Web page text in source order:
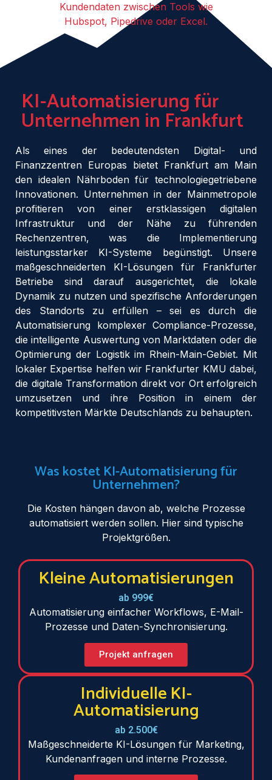
Kundendaten zwischen Tools wie
Hubspot, Pipedrive oder Excel.
KI-Automatisierung für
Unternehmen in Frankfurt
Als eines der bedeutendsten Digital- und
Finanzzentren Europas bietet Frankfurt am Main
den idealen Nährboden für technologiegetriebene
Innovationen. Unternehmen in der Mainmetropole
profitieren von einer erstklassigen digitalen
Infrastruktur und der Nähe zu führenden
Rechenzentren, was die Implementierung
leistungsstarker KI-Systeme begünstigt. Unsere
maßgeschneiderten KI-Lösungen für Frankfurter
Betriebe sind darauf ausgerichtet, die lokale
Dynamik zu nutzen und spezifische Anforderungen
des Standorts zu erfüllen – sei es durch die
Automatisierung komplexer Compliance-Prozesse,
die intelligente Auswertung von Marktdaten oder die
Optimierung der Logistik im Rhein-Main-Gebiet. Mit
lokaler Expertise helfen wir Frankfurter KMU dabei,
die digitale Transformation direkt vor Ort erfolgreich
umzusetzen und ihre Position in einem der
kompetitivsten Märkte Deutschlands zu behaupten.
Was kostet KI-Automatisierung für
Unternehmen?
Die Kosten hängen davon ab, welche Prozesse
automatisiert werden sollen. Hier sind typische
Projektgrößen.
Kleine Automatisierungen
ab 999€
Automatisierung einfacher Workflows, E-Mail-
Prozesse und Daten-Synchronisierung.
Projekt anfragen
Individuelle KI-
Automatisierung
ab 2.500€
Maßgeschneiderte KI-Lösungen für Marketing,
Kundenanfragen und interne Prozesse.